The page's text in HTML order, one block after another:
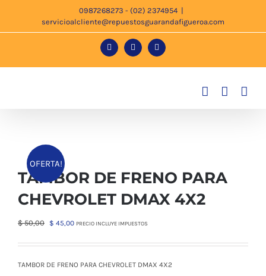
0987268273 - (02) 2374954 |
servicioalcliente@repuestosguarandafigueroa.com
FacebookInstagramTiktok
OFERTA!
TAMBOR DE FRENO PARA
CHEVROLET DMAX 4X2
$50,00
El
original
era:
$ 45,00El
actual
es:
PRECIO INCLUYE IMPUESTOS
TAMBOR DE FRENO PARA CHEVROLET DMAX 4X2